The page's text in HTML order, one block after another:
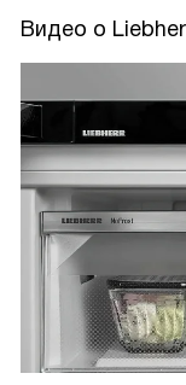
Видео о